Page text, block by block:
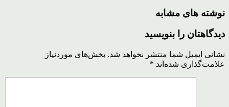
نوشته های مشابه
دیدگاهتان را بنویسید
نشانی ایمیل شما منتشر نخواهد شد. بخش‌های موردنیاز
علامت‌گذاری شده‌اند *